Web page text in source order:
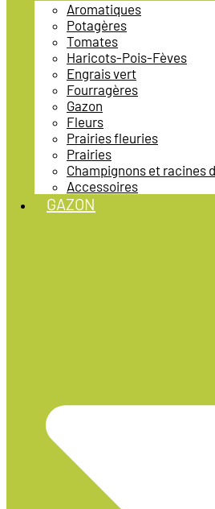
Aromatiques
Potagères
Tomates
Haricots-Pois-Fèves
Engrais vert
Fourragères
Gazon
Fleurs
Prairies fleuries
Prairies
Champignons et racines
Accessoires
GAZON